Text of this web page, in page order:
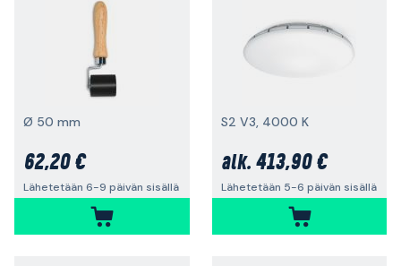
Ø 50 mm
62,20 €
Lähetetään 6-9 päivän sisällä
S2 V3, 4000 K
alk. 413,90 €
Lähetetään 5-6 päivän sisällä